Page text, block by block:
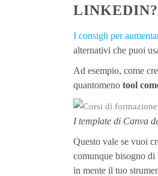
LINKEDIN?
I consigli per
alternativi che puoi
Ad esempio, come
quantomeno tool
I template di Canva
Questo vale se vuoi
comunque bisogno di
in mente il tuo